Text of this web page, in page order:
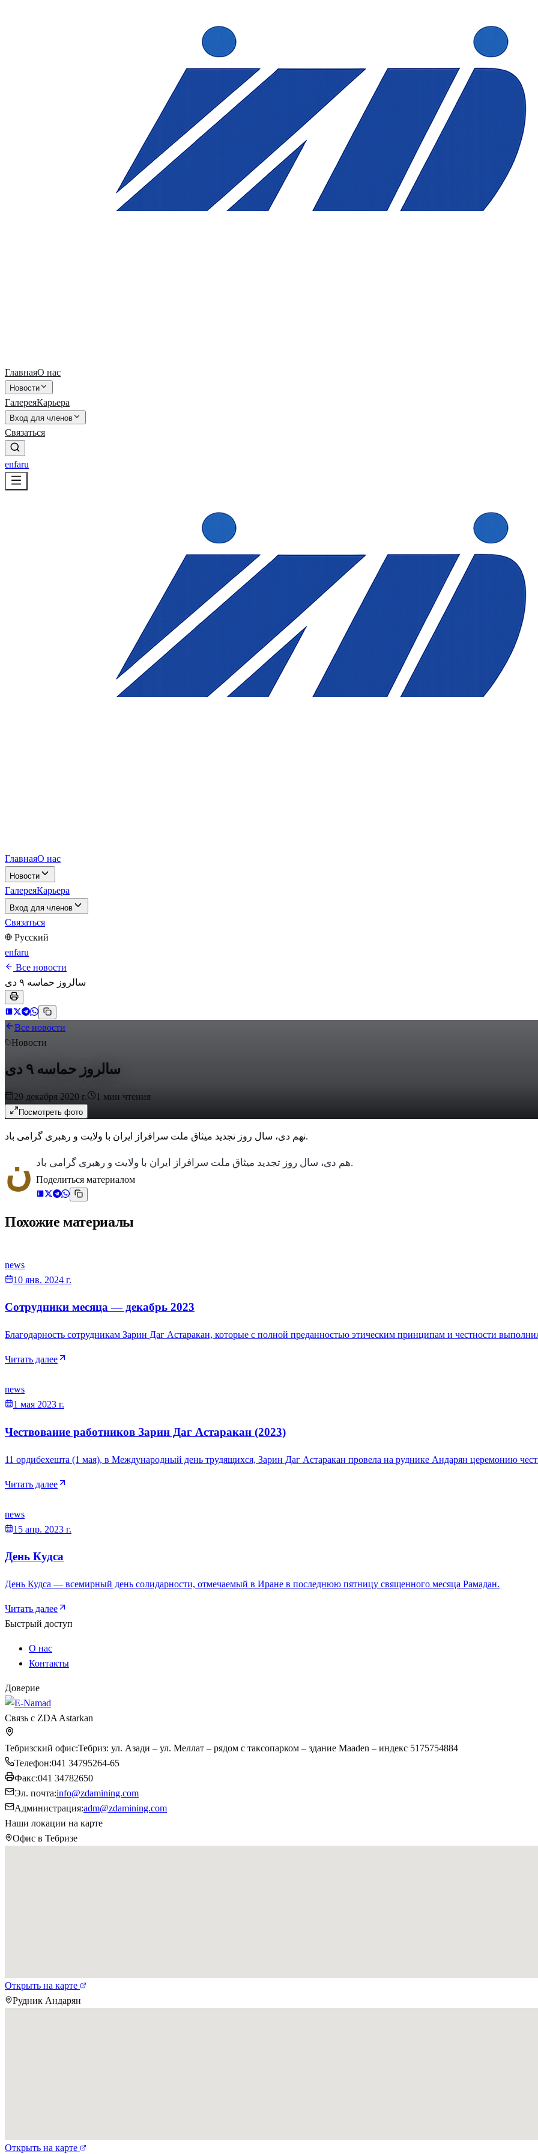
ГлавнаяО нас
Новости
ГалереяКарьера
Вход для членов
Связаться
enfaru
ГлавнаяО нас
Новости
ГалереяКарьера
Вход для членов
Связаться
Русский
enfaru
Все новости
سالروز حماسه ۹ دی
Все новости
Новости
سالروز حماسه ۹ دی
29 декабря 2020 г. 1 мин чтения
Посмотреть фото
نهم دی، سال روز تجدید میثاق ملت سرافراز ایران با ولایت و رهبری گرامی باد.
ن هم دی، سال روز تجدید میثاق ملت سرافراز ایران با ولایت و رهبری گرامی باد.
Поделиться материалом
Похожие материалы
news
10 янв. 2024 г.
Сотрудники месяца — декабрь 2023
Благодарность сотрудникам Зарин Даг Астаракан, которые с полной преданностью этическим принципам и честности
Читать далее
news
1 мая 2023 г.
Чествование работников Зарин Даг Астаракан (2023)
11 ордибехешта (1 мая), в Международный день трудящихся, Зарин Даг Астаракан провела на руднике Андарян церемонию
Читать далее
news
15 апр. 2023 г.
День Кудса
День Кудса — всемирный день солидарности, отмечаемый в Иране в последнюю пятницу священного месяца Рамадан.
Читать далее
Быстрый доступ
О нас
Контакты
Доверие
Связь с ZDA Astarkan
Тебризский офис:Тебриз: ул. Азади – ул. Меллат – рядом с таксопарком – здание Maaden – индекс 5175754884
Телефон:041 34795264-65
Факс:041 34782650
Эл. почта:info@zdamining.com
Администрация:adm@zdamining.com
Наши локации на карте
Офис в Тебризе
Открыть на карте
Рудник Андарян
Открыть на карте